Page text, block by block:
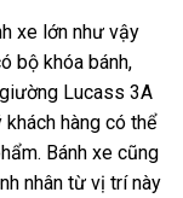
xe lớn như vậy
bộ khóa bánh,
Lucass 3A
hàng có thể
Bánh xe cũng
nhân từ vị trí này